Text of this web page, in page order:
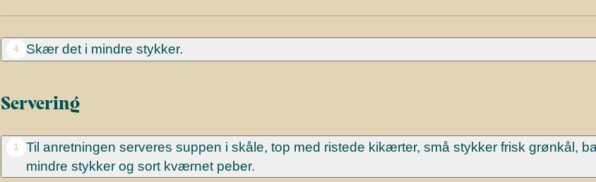
4 Skær det i mindre stykker.
Servering
1
Til anretningen serveres suppen i skåle, top med ristede kikærter, små stykker frisk grønkål,
mindre stykker og sort kværnet peber.